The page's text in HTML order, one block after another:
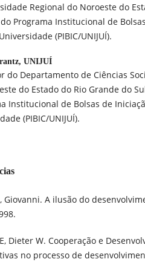
Regional do Noroeste do
Programa Institucional de
(PIBIC/UNIJUÍ).
UNIJUÍ
do Departamento de Ciências
do Estado do Rio Grande do
Institucional de Bolsas de
(PIBIC/UNIJUÍ).
Giovanni. A ilusão do
Dieter W. Cooperação e
no processo de